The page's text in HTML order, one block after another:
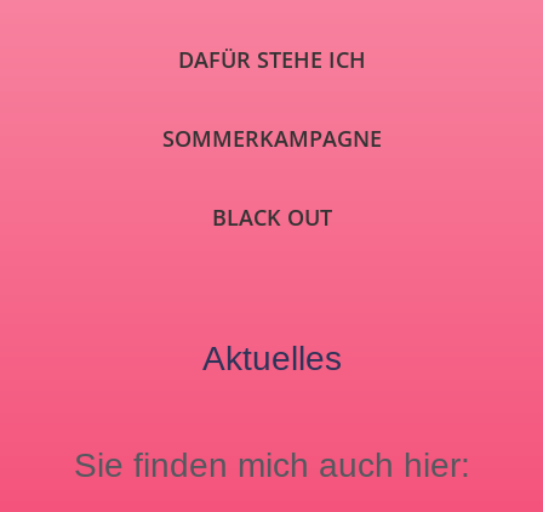
DAFÜR STEHE ICH
SOMMERKAMPAGNE
BLACK OUT
Aktuelles
Sie finden mich auch hier: